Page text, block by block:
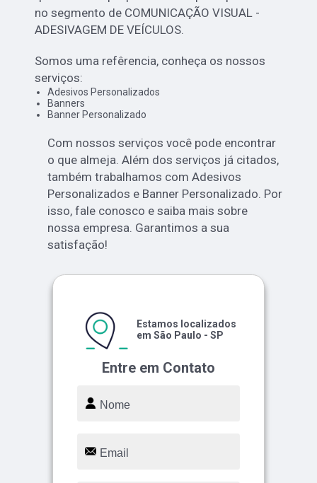
no segmento de COMUNICAÇÃO VISUAL -
ADESIVAGEM DE VEÍCULOS.
Somos uma refêrencia, conheça os nossos
serviços:
Adesivos Personalizados
Banners
Banner Personalizado
Com nossos serviços você pode encontrar
o que almeja. Além dos serviços já citados,
também trabalhamos com Adesivos
Personalizados e Banner Personalizado. Por
isso, fale conosco e saiba mais sobre
nossa empresa. Garantimos a sua
satisfação!
Entre em Contato
Estamos localizados
em São Paulo - SP